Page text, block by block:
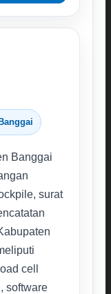
Banggai
surat
cell
software